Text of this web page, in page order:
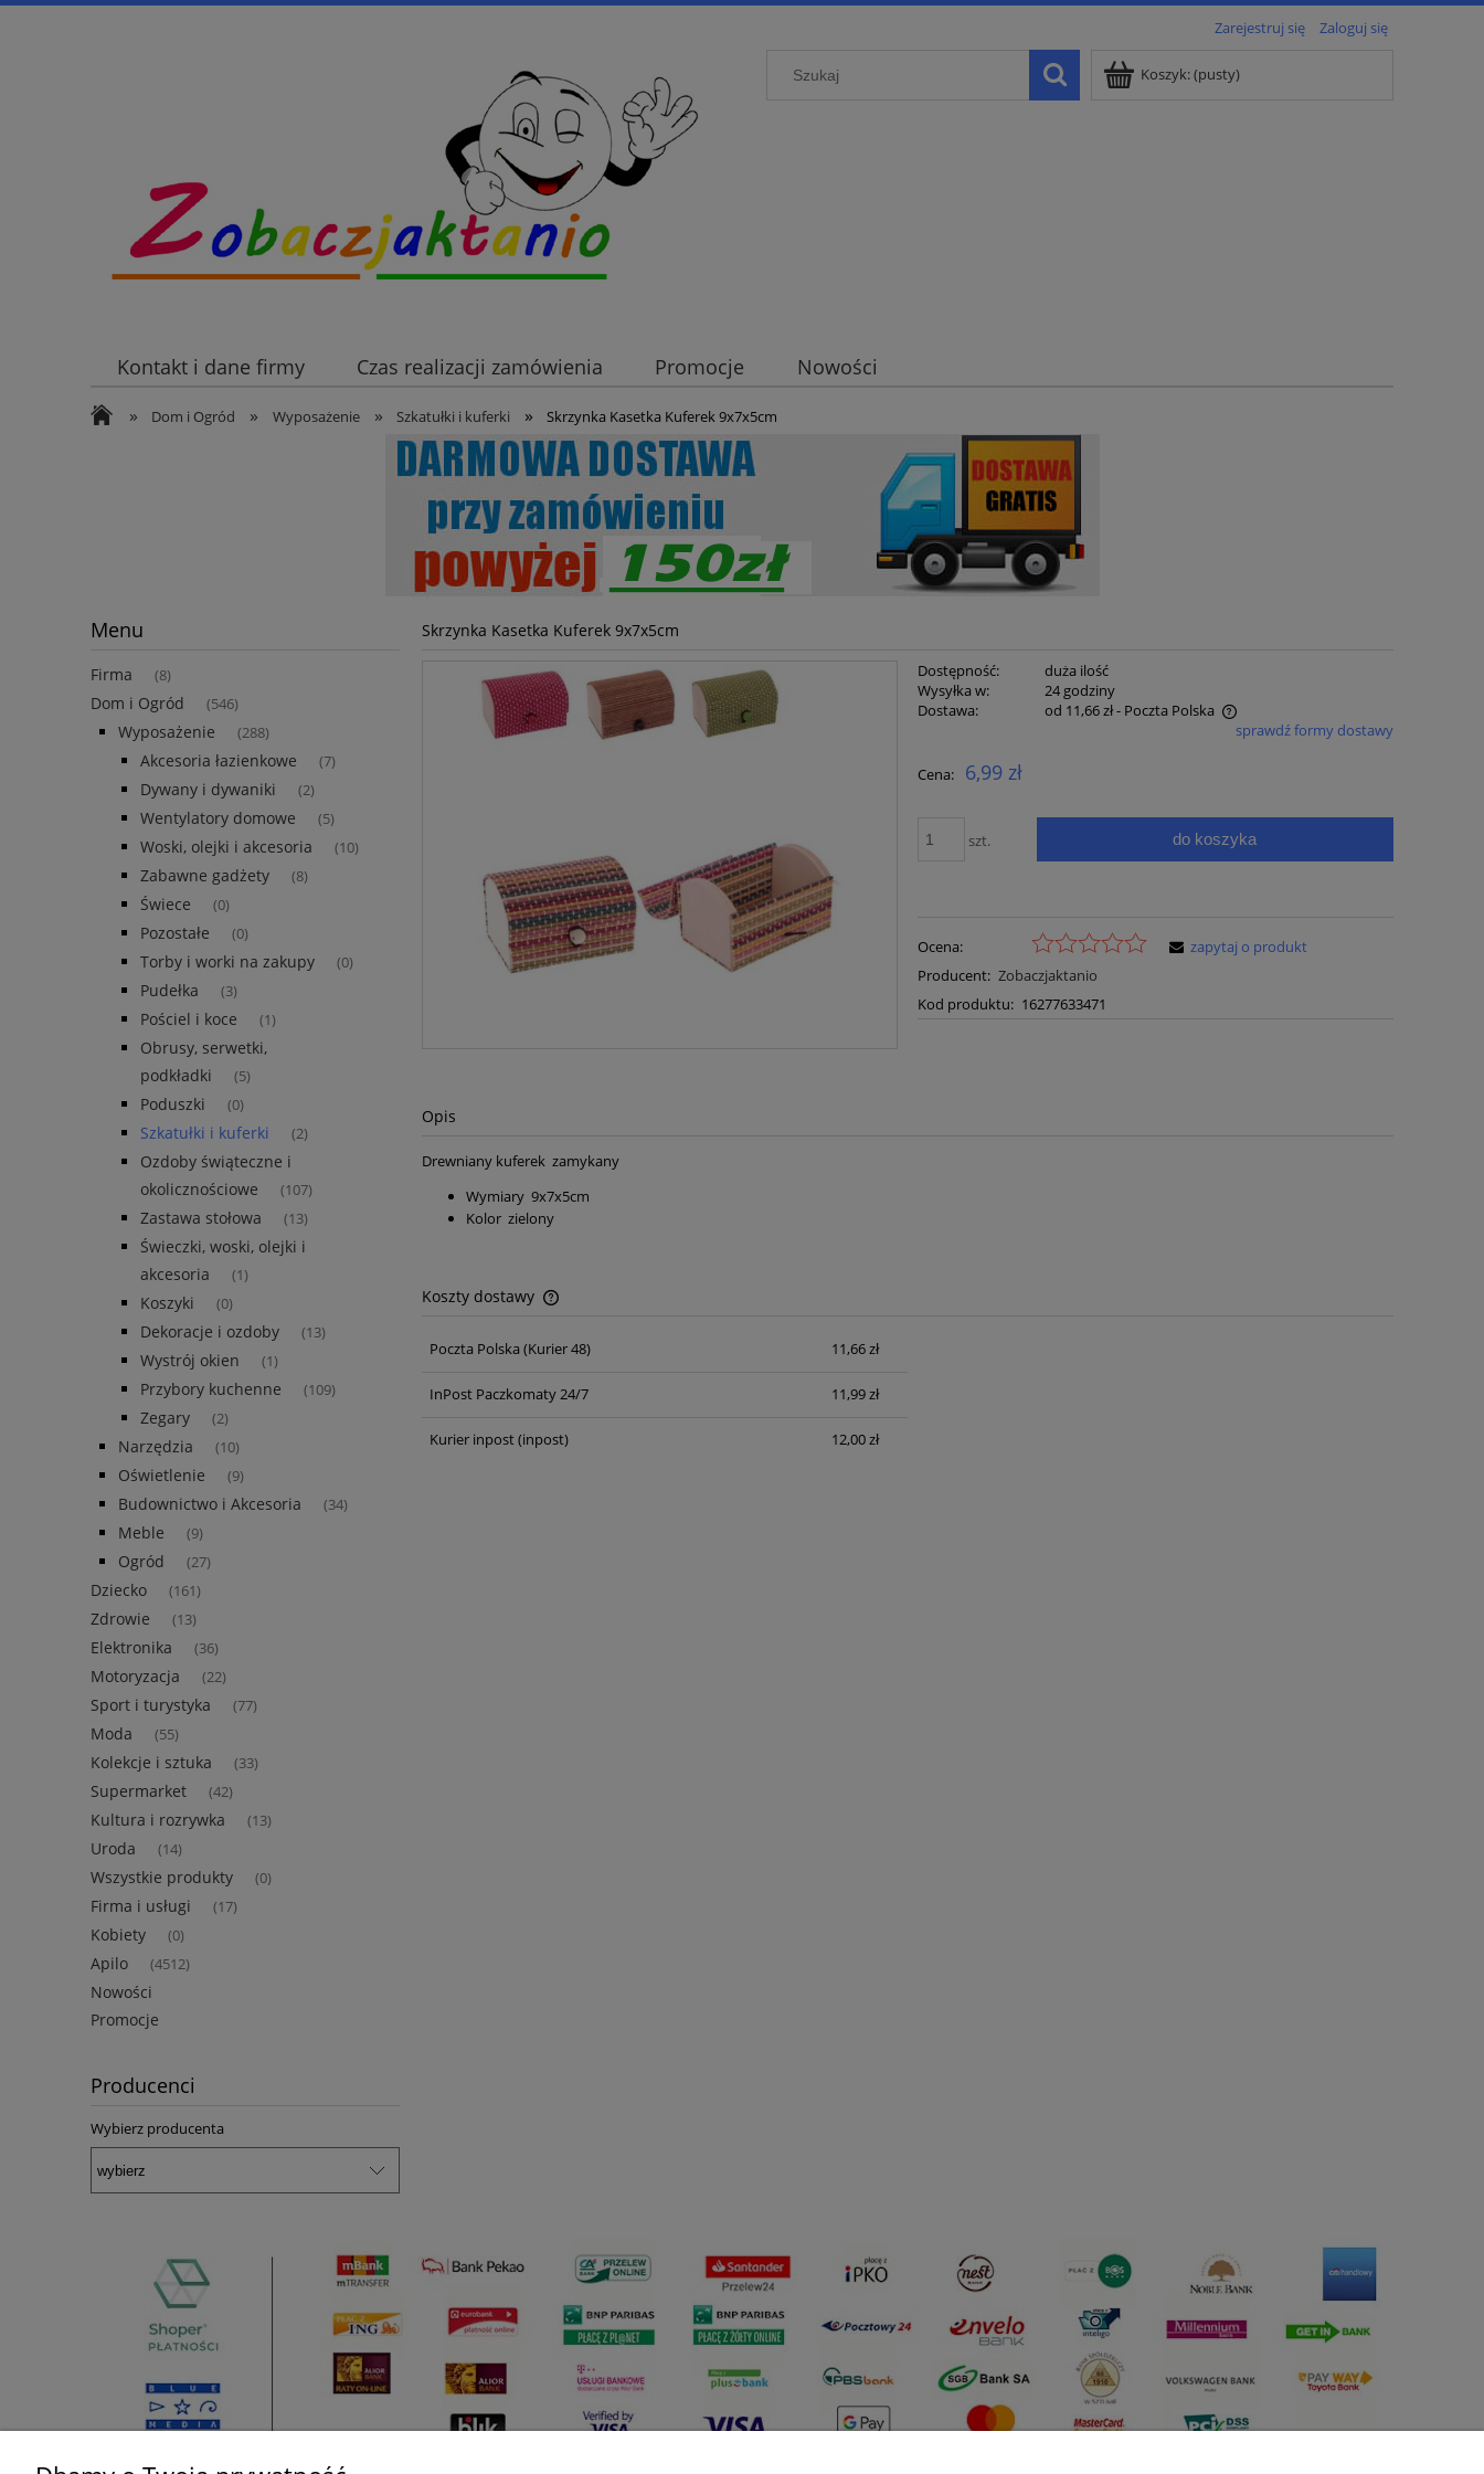
Zarejestruj się Zaloguj się
Koszyk:(pusty)
Kontakt i dane firmy Czas realizacji zamówienia Promocje Nowości
» Dom i Ogród » Wyposażenie » Szkatułki i kuferki » Skrzynka Kasetka Kuferek 9x7x5cm
Menu
Firma (8)
Dom i Ogród (546)
Wyposażenie (288)
Akcesoria łazienkowe (7)
Dywany i dywaniki (2)
Wentylatory domowe (5)
Woski, olejki i akcesoria (10)
Zabawne gadżety (8)
Świece (0)
Pozostałe (0)
Torby i worki na zakupy (0)
Pudełka (3)
Pościel i koce (1)
Obrusy, serwetki,
podkładki
(5)
Poduszki (0)
Szkatułki i kuferki (2)
Ozdoby świąteczne i
okolicznościowe
(107)
Zastawa stołowa (13)
Świeczki, woski, olejki i
akcesoria
(1)
Koszyki (0)
Dekoracje i ozdoby (13)
Wystrój okien (1)
Przybory kuchenne (109)
Zegary (2)
Narzędzia (10)
Oświetlenie (9)
Budownictwo i Akcesoria (34)
Meble (9)
Ogród (27)
Dziecko (161)
Zdrowie (13)
Elektronika (36)
Motoryzacja (22)
Sport i turystyka (77)
Moda (55)
Kolekcje i sztuka (33)
Supermarket (42)
Kultura i rozrywka (13)
Uroda (14)
Wszystkie produkty (0)
Firma i usługi (17)
Kobiety (0)
Apilo (4512)
Nowości
Promocje
Producenci
Wybierz producenta
Skrzynka Kasetka Kuferek 9x7x5cm
Dostępność:
duża ilość
Wysyłka w:
24 godziny
Dostawa:
od 11,66 zł- Poczta Polska
płatności
sprawdź formy dostawy
Cena: 6,99 zł
szt. do koszyka
Ocena:
Producent: Zobaczjaktanio
Kod produktu: 16277633471
zapytaj o produkt
Opis
Drewniany kuferek zamykany
Wymiary 9x7x5cm
Kolor zielony
Koszty dostawy
Cena nie zawiera ewentualnych kosztów
Poczta Polska (Kurier 48) 11,66 zł
InPost Paczkomaty 24/7 11,99 zł
Kurier inpost(inpost) 12,00 zł